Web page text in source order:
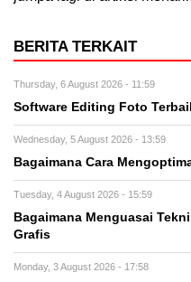
BERITA TERKAIT
Thursday, 6 August 2026 - 11:59
Software Editing Foto
Wednesday, 5 August 2026 - 13:59
Bagaimana Cara
Tuesday, 4 August 2026 - 15:59
Bagaimana Menguasai
Grafis
Monday, 3 August 2026 - 17:58